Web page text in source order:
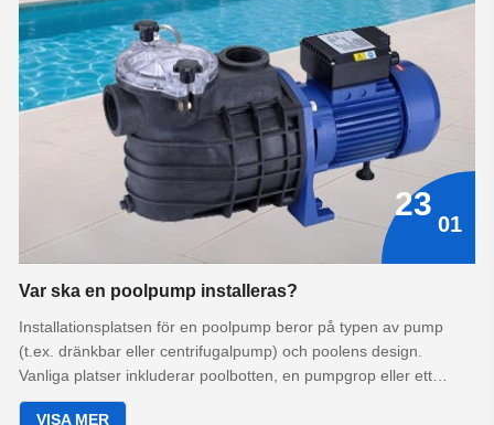
23
01
Var ska en poolpump installeras?
Installationsplatsen för en poolpump beror på typen av pump
(t.ex. dränkbar eller centrifugalpump) och poolens design.
Vanliga platser inkluderar poolbotten, en pumpgrop eller ett
dedikerat utrustningsrum.
VISA MER